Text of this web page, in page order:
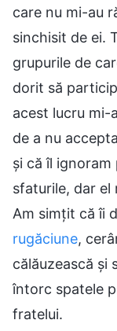
care nu mi-au
sinchisit de ei.
grupurile de
dorit să
acest lucru mi-
de a nu
și că îl
sfaturile, dar el
Am simțit că îi
rugăciune,
călăuzească și
întorc spatele
fratelui.